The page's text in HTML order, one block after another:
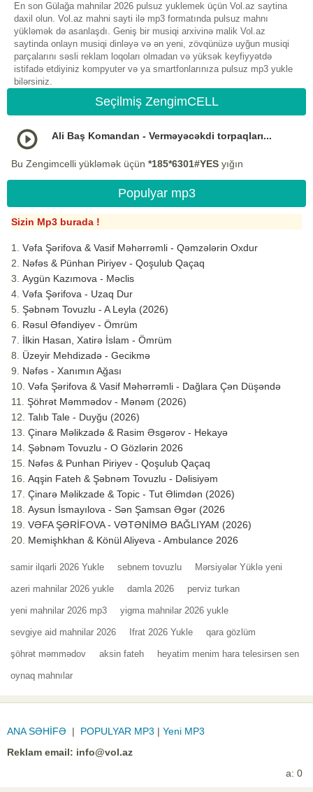
En son Gülağa mahnilar 2026 pulsuz yuklemek üçün Vol.az saytina
daxil olun. Vol.az mahni sayti ilə mp3 formatında pulsuz mahnı
yükləmək də asanlaşdı. Geniş bir musiqi arxivinə malik Vol.az
saytinda onlayn musiqi dinləyə və ən yeni, zövqünüzə uyğun musiqi
parçalarını səsli reklam loqoları olmadan və yüksək keyfiyyətdə
istifadə etdiyiniz kompyuter və ya smartfonlarınıza pulsuz mp3 yukle
bilərsiniz.
Seçilmiş ZengimCELL
Ali Baş Komandan - Verməyəcəkdi torpaqları...
Bu Zengimcelli yükləmək üçün *185*6301#YES yığın
Populyar mp3
Sizin Mp3 burada !
Vəfa Şərifova & Vasif Məhərrəmli - Qəmzələrin Oxdur
Nəfəs & Pünhan Piriyev - Qoşulub Qaçaq
Aygün Kazımova - Məclis
Vəfa Şərifova - Uzaq Dur
Şəbnəm Tovuzlu - A Leyla (2026)
Rəsul Əfəndiyev - Ömrüm
İlkin Hasan, Xatirə İslam - Ömrüm
Üzeyir Mehdizadə - Gecikmə
Nəfəs - Xanımın Ağası
Vəfa Şərifova & Vasif Məhərrəmli - Dağlara Çən Düşəndə
Şöhrət Məmmədov - Mənəm (2026)
Talıb Tale - Duyğu (2026)
Çinarə Məlikzadə & Rasim Əsgərov - Hekayə
Şəbnəm Tovuzlu - O Gözlərin 2026
Nəfəs & Punhan Piriyev - Qoşulub Qaçaq
Aqşin Fateh & Şəbnəm Tovuzlu - Dəlisiyəm
Çinarə Məlikzade & Topic - Tut Əlimdən (2026)
Aysun İsmayılova - Sən Şamsan Əgər (2026
VƏFA ŞƏRİFOVA - VƏTƏNİMƏ BAĞLIYAM (2026)
Memişhkhan & Könül Aliyeva - Ambulance 2026
samir ilqarli 2026 Yukle sebnem tovuzlu Mərsiyələr Yüklə yeni
azeri mahnilar 2026 yukle damla 2026 perviz turkan
yeni mahnilar 2026 mp3 yigma mahnilar 2026 yukle
sevgiye aid mahnilar 2026 Ifrat 2026 Yukle qara gözlüm
şöhrət məmmədov aksin fateh heyatim menim hara telesirsen sen
oynaq mahnılar
ANA SƏHİFƏ | POPULYAR MP3 | Yeni MP3
Reklam email: info@vol.az
a: 0